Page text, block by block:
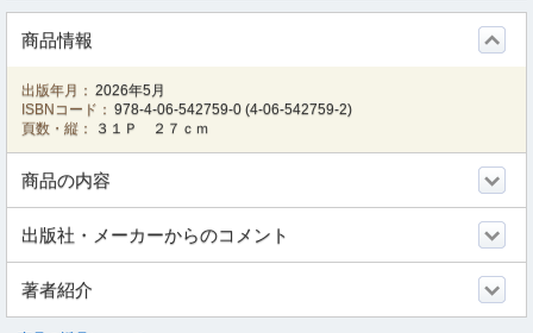
商品情報
出版年月： 2026年5月
ISBNコード： 978-4-06-542759-0 (4-06-542759-2)
頁数・縦：
３１Ｐ ２７ｃｍ
商品の内容
出版社・メーカーからのコメント
著者紹介